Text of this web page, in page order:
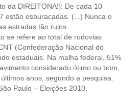
da DIREITONA!]: De cada 10
estão esburacadas. (...) Nunca o
estradas tão ruins
se refere ao total de rodovias
(Confederação Nacional do
estaduais. Na malha federal, 51%
considerado ótimo ou bom,
anos, segundo a pesquisa.
Paulo – Eleições 2010,